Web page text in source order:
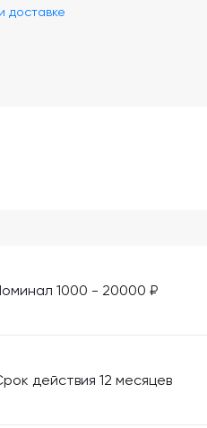
доставке
1000 - 20000 ₽
действия 12 месяцев